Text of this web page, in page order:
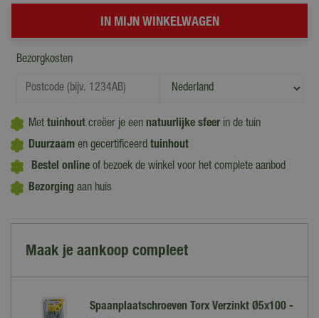
Bezorgkosten
Met tuinhout creëer je een natuurlijke sfeerin de tuin
Duurzaam en gecertificeerd tuinhout
Bestel online of bezoek de winkel voor het complete aanbod
Bezorging aan huis
Maak je aankoop compleet
Spaanplaatschroeven Torx Verzinkt Ø5x100 -